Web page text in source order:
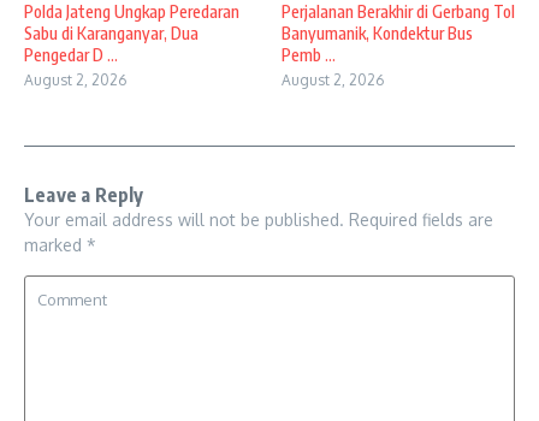
Polda Jateng Ungkap Peredaran
Sabu di Karanganyar, Dua
Pengedar D ...
August 2, 2026
Perjalanan Berakhir di Gerbang Tol
Banyumanik, Kondektur Bus
Pemb ...
August 2, 2026
Leave a Reply
Your email address will not be published. Required fields are
marked *